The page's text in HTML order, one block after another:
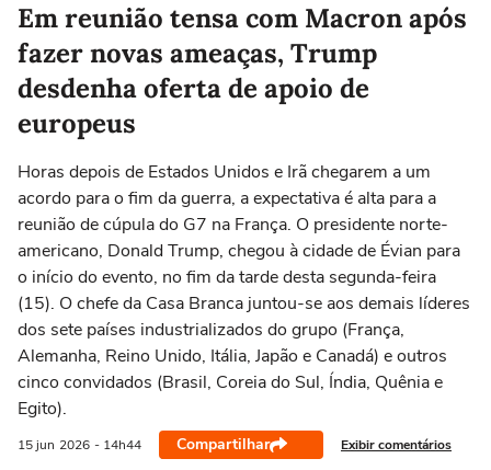
Em reunião tensa com Macron após
fazer novas ameaças, Trump
desdenha oferta de apoio de
europeus
Horas depois de Estados Unidos e Irã chegarem a um
acordo para o fim da guerra, a expectativa é alta para a
reunião de cúpula do G7 na França. O presidente norte-
americano, Donald Trump, chegou à cidade de Évian para
o início do evento, no fim da tarde desta segunda-feira
(15). O chefe da Casa Branca juntou-se aos demais líderes
dos sete países industrializados do grupo (França,
Alemanha, Reino Unido, Itália, Japão e Canadá) e outros
cinco convidados (Brasil, Coreia do Sul, Índia, Quênia e
Egito).
15 jun 2026 - 14h44 Compartilhar Exibir comentários